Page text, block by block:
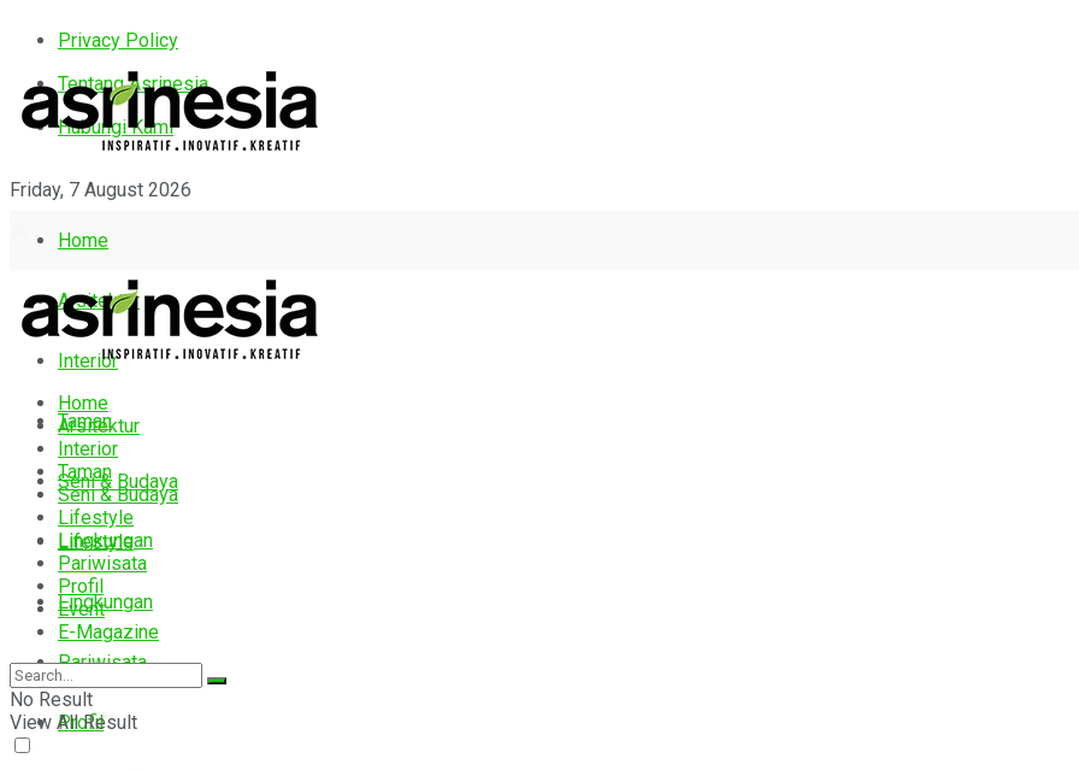
Privacy Policy
Tentang Asrinesia
Hubungi Kami
Friday, 7 August 2026
Home
Arsitektur
Interior
Taman
Seni & Budaya
Lifestyle
Lingkungan
Pariwisata
Profil
Home
Arsitektur
Interior
Taman
Seni & Budaya
Lifestyle
Lingkungan
Pariwisata
Profil
Event
E-Magazine
No Result
View All Result